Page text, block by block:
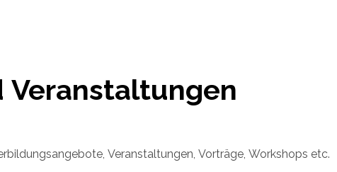
Veranstaltungen
Veranstaltungen, Vorträge, Workshops etc.